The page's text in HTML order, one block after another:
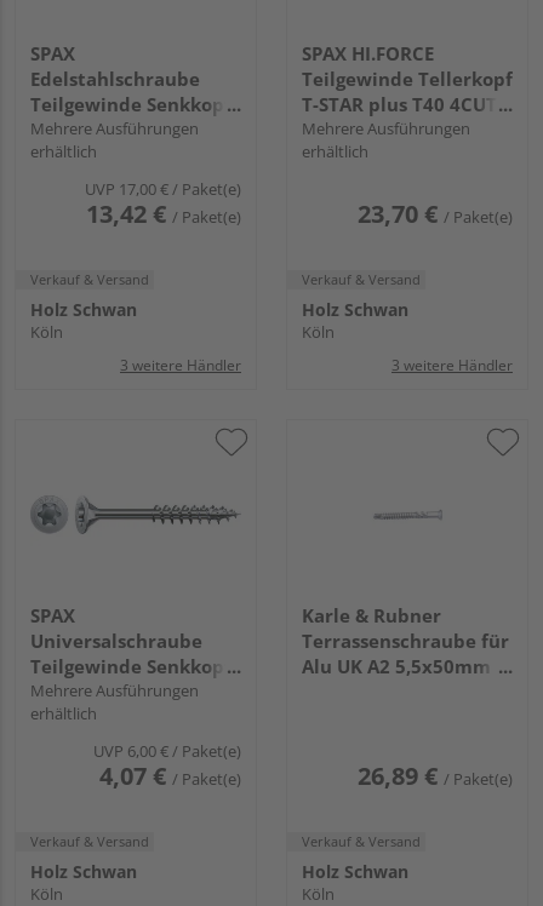
SPAX
Edelstahlschraube
Teilgewinde Senkkopf
T-STAR plus T20 4CUT
Edelstahl rostfrei A2
Mehrere Ausführungen
erhältlich
UVP 17,00 €/ Paket(e)
13,42 € / Paket(e)
Verkauf & Versand
Holz Schwan
Köln
3 weitere Händler
SPAX HI.FORCE
Teilgewinde Tellerkopf
T-STAR plus T40 4CUT
WIROX FH
Mehrere Ausführungen
erhältlich
23,70 € / Paket(e)
Verkauf & Versand
Holz Schwan
Köln
3 weitere Händler
SPAX
Universalschraube
Teilgewinde Senkkopf
T-STAR plus T30 4CUT
WIROX
Mehrere Ausführungen
erhältlich
UVP 6,00 €/ Paket(e)
4,07 € / Paket(e)
Verkauf & Versand
Holz Schwan
Köln
Karle & Rubner
Terrassenschraube für
Alu UK A2 5,5x50mm
26,89 € / Paket(e)
Verkauf & Versand
Holz Schwan
Köln